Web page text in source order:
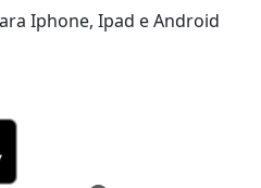
Iphone, Ipad e Android